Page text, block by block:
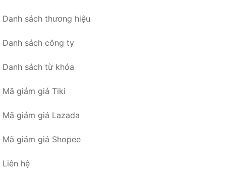
Danh sách thương hiệu
Danh sách công ty
Danh sách từ khóa
Mã giảm giá Tiki
Mã giảm giá Lazada
Mã giảm giá Shopee
Liên hệ